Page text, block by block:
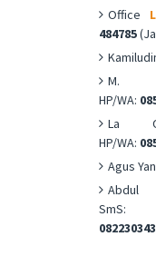
Office
484785
M.
HP/WA:
La
HP/WA:
Agus